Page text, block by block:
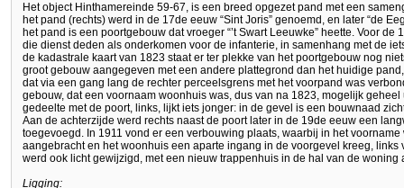
Het object Hinthamereinde 59-67, is een breed opgezet pand met een
het pand (rechts) werd in de 17de eeuw “Sint Joris” genoemd, en later “de
het pand is een poortgebouw dat vroeger “’t Swart Leeuwke” heette. Voor
die dienst deden als onderkomen voor de infanterie, in samenhang met de
de kadastrale kaart van 1823 staat er ter plekke van het poortgebouw nog
groot gebouw aangegeven met een andere plattegrond dan het huidige
dat via een gang lang de rechter perceelsgrens met het voorpand was
gebouw, dat een voornaam woonhuis was, dus van na 1823, mogelijk
gedeelte met de poort, links, lijkt iets jonger: in de gevel is een bouwnaad
Aan de achterzijde werd rechts naast de poort later in de 19de eeuw een
toegevoegd. In 1911 vond er een verbouwing plaats, waarbij in het
aangebracht en het woonhuis een aparte ingang in de voorgevel kreeg,
werd ook licht gewijzigd, met een nieuw trappenhuis in de hal van de woning
Ligging: